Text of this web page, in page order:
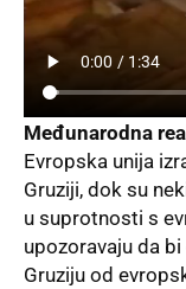
Međunarodna
Evropska unija
Gruziji, dok su
u suprotnosti s
upozoravaju da
Gruziju od